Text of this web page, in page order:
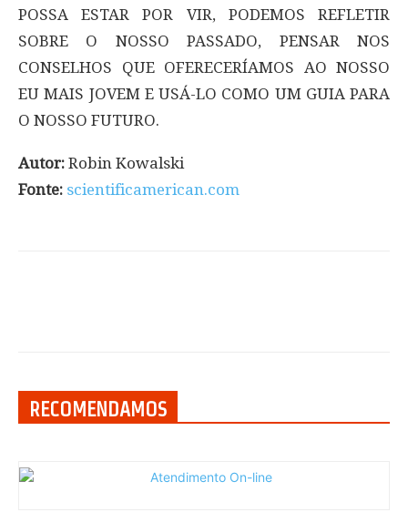
POSSA ESTAR POR VIR, PODEMOS REFLETIR
SOBRE O NOSSO PASSADO, PENSAR NOS
CONSELHOS QUE OFERECERÍAMOS AO NOSSO
EU MAIS JOVEM E USÁ-LO COMO UM GUIA PARA
O NOSSO FUTURO.
Autor: Robin Kowalski
Fonte: scientificamerican.com
RECOMENDAMOS